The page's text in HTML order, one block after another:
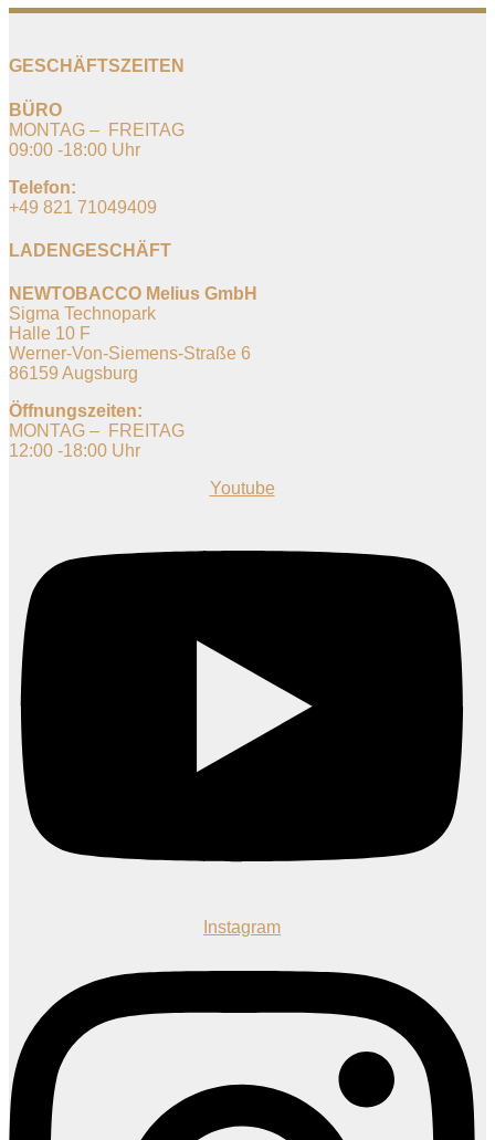
GESCHÄFTSZEITEN
BÜRO
MONTAG – FREITAG
09:00 -18:00 Uhr
Telefon:
+49 821 71049409
LADENGESCHÄFT
NEWTOBACCO Melius GmbH
Sigma Technopark
Halle 10 F
Werner-Von-Siemens-Straße 6
86159 Augsburg
Öffnungszeiten:
MONTAG – FREITAG
12:00 -18:00 Uhr
Youtube
Instagram